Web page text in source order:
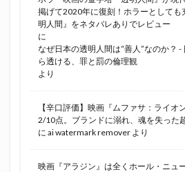
掲げて2020年に復刻！ホラーとしても
明人間』をネタバレありでレビュー
に
なぜ日本の透明人間は“善人”なのか？
ら透ける、罪と罰の倫理観
より
【辛口評価】映画『ムファサ：ライオ
2/10点。ブランドに溺れ、魂を失った
に ai watermark remover より
映画『アラジン』は全くホール・ニュ